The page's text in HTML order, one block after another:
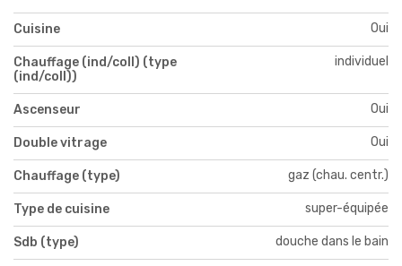
Cuisine Oui
Chauffage (ind/coll) (type
(ind/coll))
individuel
Ascenseur Oui
Double vitrage Oui
Chauffage (type) gaz (chau. centr.)
Type de cuisine super-équipée
Sdb (type) douche dans le bain